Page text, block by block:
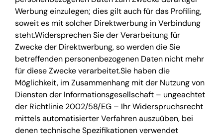
Werbung einzulegen; dies gilt auch für das Profiling,
soweit es mit solcher Direktwerbung in Verbindung
steht.Widersprechen Sie der Verarbeitung für
Zwecke der Direktwerbung, so werden die Sie
betreffenden personenbezogenen Daten nicht mehr
für diese Zwecke verarbeitet.Sie haben die
Möglichkeit, im Zusammenhang mit der Nutzung von
Diensten der Informationsgesellschaft – ungeachtet
der Richtlinie 2002/58/EG – Ihr Widerspruchsrecht
mittels automatisierter Verfahren auszuüben, bei
denen technische Spezifikationen verwendet